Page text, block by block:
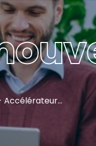
Appel à candidatures - Accélérateur canadien de technologies en technologies propres